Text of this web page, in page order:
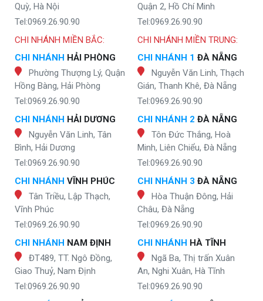
Quỳ, Hà Nội
Tel:0969.26.90.90
Quận 2, Hồ Chí Minh
Tel:0969.26.90.90
CHI NHÁNH MIỀN BẮC:
CHI NHÁNH HẢI PHÒNG
Phường Thượng Lý, Quận
Hồng Bàng, Hải Phòng
Tel:0969.26.90.90
CHI NHÁNH HẢI DƯƠNG
Nguyễn Văn Linh, Tân
Bình, Hải Dương
Tel:0969.26.90.90
CHI NHÁNH VĨNH PHÚC
Tân Triều, Lập Thạch,
Vĩnh Phúc
Tel:0969.26.90.90
CHI NHÁNH NAM ĐỊNH
ĐT489, TT. Ngô Đồng,
Giao Thuỷ, Nam Định
Tel:0969.26.90.90
CHI NHÁNH MIỀN TRUNG:
CHI NHÁNH 1 ĐÀ NẴNG
Nguyễn Văn Linh, Thạch
Gián, Thanh Khê, Đà Nẵng
Tel:0969.26.90.90
CHI NHÁNH 2 ĐÀ NẴNG
Tôn Đức Thắng, Hoà
Minh, Liên Chiểu, Đà Nẵng
Tel:0969.26.90.90
CHI NHÁNH 3 ĐÀ NẴNG
Hòa Thuận Đông, Hải
Châu, Đà Nẵng
Tel:0969.26.90.90
CHI NHÁNH HÀ TĨNH
Ngã Ba, Thị trấn Xuân
An, Nghi Xuân, Hà Tĩnh
Tel:0969.26.90.90